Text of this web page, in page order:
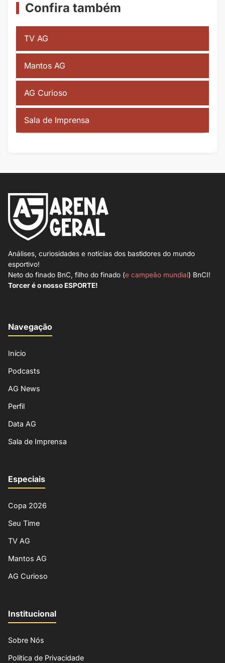
Confira também
TV AG
Mantos AG
AG Curioso
Sala de Imprensa
Análises, curiosidades e notícias dos bastidores do mundo
esportivo!
Neto do finado BnC, filho do finado (e campeão mundial) BnCI!
Torcer é o nosso ESPORTE!
Navegação
Início
Podcasts
AG News
Perfil
Data AG
Sala de Imprensa
Especiais
Copa 2026
Seu Time
TV AG
Mantos AG
AG Curioso
Institucional
Sobre Nós
Política de Privacidade